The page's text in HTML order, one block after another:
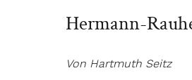
Hermann-
Von Hartmuth Seitz